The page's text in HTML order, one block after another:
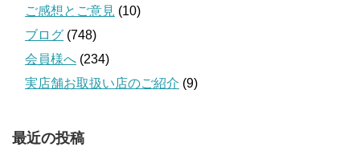
ご感想とご意見 (10)
ブログ (748)
会員様へ (234)
実店舗お取扱い店のご紹介 (9)
最近の投稿